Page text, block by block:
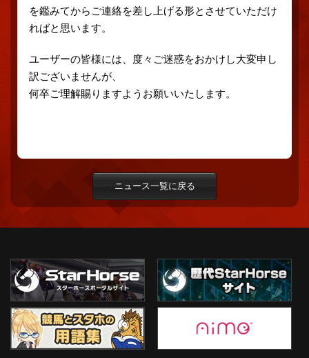
を鑑みてからご連絡を差し上げる形とさせていただけ
ればと思います。
ユーザーの皆様には、度々ご迷惑をおかけし大変申し
訳ございませんが、
何卒ご理解賜りますようお願いいたします。
ニュース一覧に戻る